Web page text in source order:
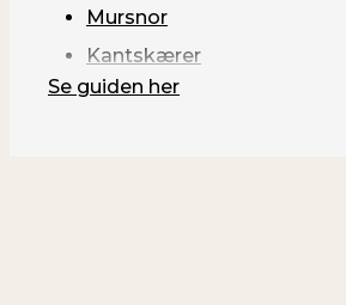
Mursnor
Kantskærer
Se guiden her